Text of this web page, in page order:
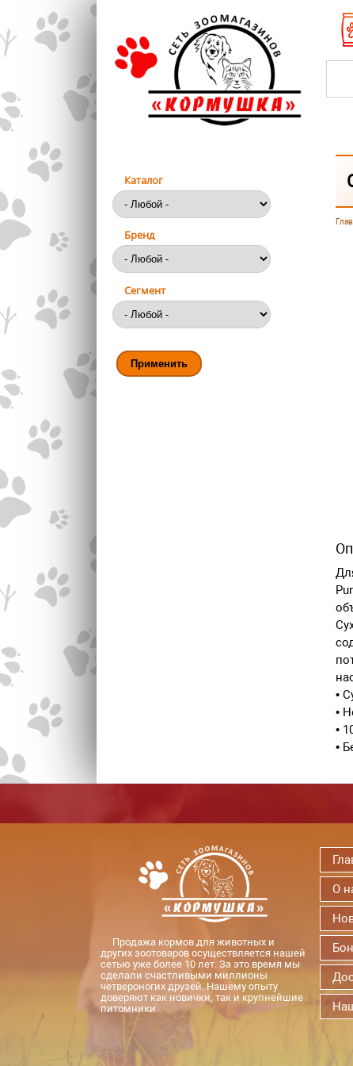
Перейти к основному содержанию
•
•
•
•
Каталог
Бренд
Сегмент
Продажа кормов для животных и
других зоотоваров осуществляется нашей
сетью уже более 10 лет. За это время мы
сделали счастливыми миллионы
четвероногих друзей. Нашему опыту
доверяют как новички, так и крупнейшие
питомники.
О